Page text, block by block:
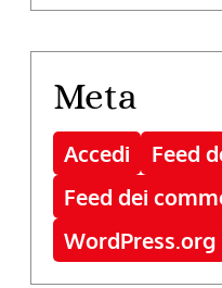
Meta
Accedi
Feed
Feed dei
WordPress.org